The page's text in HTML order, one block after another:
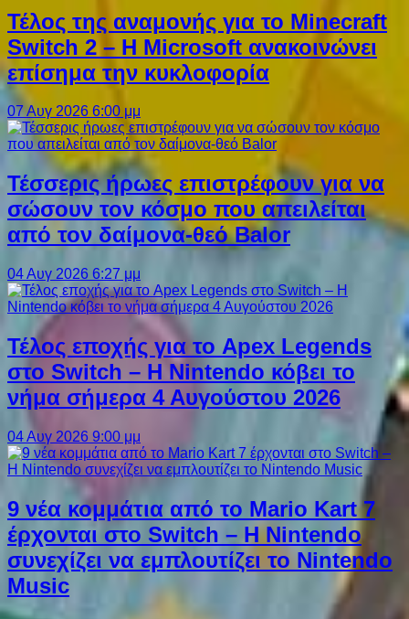
Τέλος της αναμονής για το Minecraft
Switch 2 – Η Microsoft ανακοινώνει
επίσημα την κυκλοφορία
07 Αυγ 2026 6:00 μμ
Τέσσερις ήρωες επιστρέφουν για να
σώσουν τον κόσμο που απειλείται
από τον δαίμονα-θεό Balor
04 Αυγ 2026 6:27 μμ
Τέλος εποχής για το Apex Legends
στο Switch – Η Nintendo κόβει το
νήμα σήμερα 4 Αυγούστου 2026
04 Αυγ 2026 9:00 μμ
9 νέα κομμάτια από το Mario Kart 7
έρχονται στο Switch – Η Nintendo
συνεχίζει να εμπλουτίζει το Nintendo
Music